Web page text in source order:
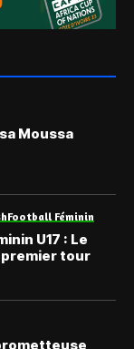
Moussa
Football Féminin
U17 : Le
premier tour